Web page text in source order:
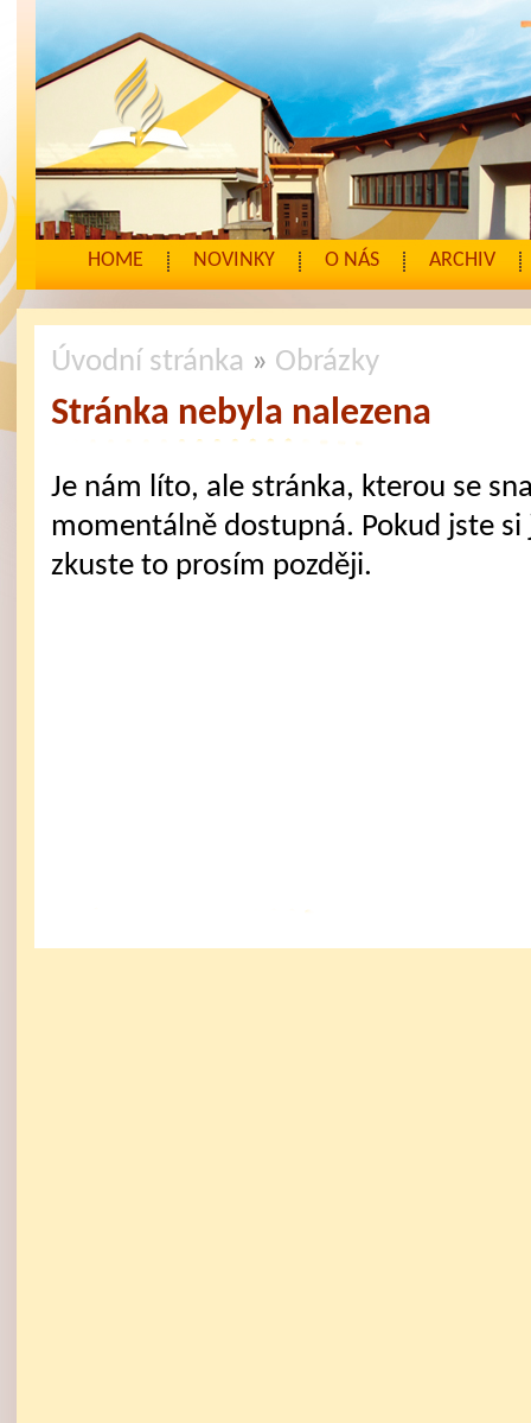
HOME NOVINKY O NÁS ARCHIV
Úvodní stránka » Obrázky
Stránka nebyla nalezena
Je nám líto, ale stránka, kterou se
momentálně dostupná. Pokud jste
zkuste to prosím později.